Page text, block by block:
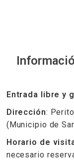
Entrada libre y
Dirección:
(Municipio de
Horario de
necesario